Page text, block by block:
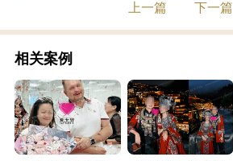
上一篇 下一篇
相关案例